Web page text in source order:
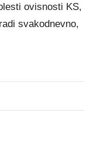
ovisnosti KS,
svakodnevno,